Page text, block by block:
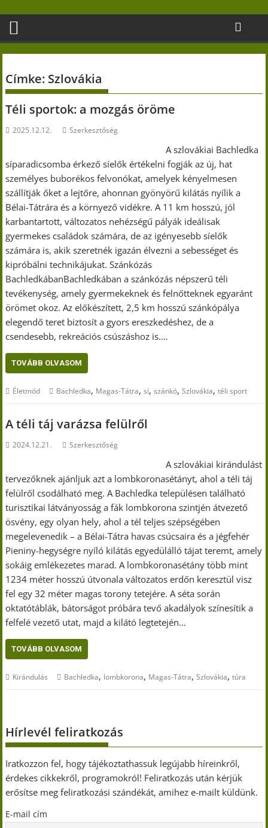
content
Címke: Szlovákia
Téli sportok: a mozgás öröme
2025.12.12. Szerkesztőség
A szlovákiai Bachledka
síparadicsomba érkező síelők értékelni fogják az új, hat
személyes buborékos felvonókat, amelyek kényelmesen
szállítják őket a lejtőre, ahonnan gyönyörű kilátás nyílik a
Bélai-Tátrára és a környező vidékre. A 11 km hosszú, jól
karbantartott, változatos nehézségű pályák ideálisak
gyermekes családok számára, de az igényesebb síelők
számára is, akik szeretnék igazán élvezni a sebességet és
kipróbálni technikájukat. Szánkózás
BachledkábanBachledkában a szánkózás népszerű téli
tevékenység, amely gyermekeknek és felnőtteknek egyaránt
örömet okoz. Az előkészített, 2,5 km hosszú szánkópálya
elegendő teret biztosít a gyors ereszkedéshez, de a
csendesebb, rekreációs csúszáshoz is.…
TOVÁBB OLVASOM
Életmód Bachledka, Magas-Tátra,sí,szánkó,Szlovákia,téli sport
A téli táj varázsa felülről
2024.12.21. Szerkesztőség
A szlovákiai kirándulást
tervezőknek ajánljuk azt a lombkoronasétányt, ahol a téli táj
felülről csodálható meg. A Bachledka településen található
turisztikai látványosság a fák lombkorona szintjén átvezető
ösvény, egy olyan hely, ahol a tél teljes szépségében
megelevenedik – a Bélai-Tátra havas csúcsaira és a jégfehér
Pieniny-hegységre nyíló kilátás egyedülálló tájat teremt, amely
sokáig emlékezetes marad. A lombkoronasétány több mint
1234 méter hosszú útvonala változatos erdőn keresztül visz
fel egy 32 méter magas torony tetejére. A séta során
oktatótáblák, bátorságot próbára tevő akadályok színesítik a
felfelé vezető utat, majd a kilátó legtetején…
TOVÁBB OLVASOM
Kirándulás Bachledka, lombkorona, Magas-Tátra,Szlovákia,túra
Hírlevél feliratkozás
Iratkozzon fel, hogy tájékoztathassuk legújabb híreinkről,
érdekes cikkekről, programokról! Feliratkozás után kérjük
erősítse meg feliratkozási szándékát, amihez e-mailt küldünk.
E-mail cím